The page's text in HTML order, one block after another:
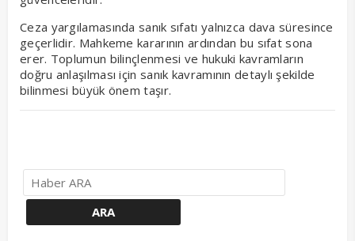
Ceza yargılamasında sanık sıfatı yalnızca dava süresince
geçerlidir. Mahkeme kararının ardından bu sıfat sona
erer. Toplumun bilinçlenmesi ve hukuki kavramların
doğru anlaşılması için sanık kavramının detaylı şekilde
bilinmesi büyük önem taşır.